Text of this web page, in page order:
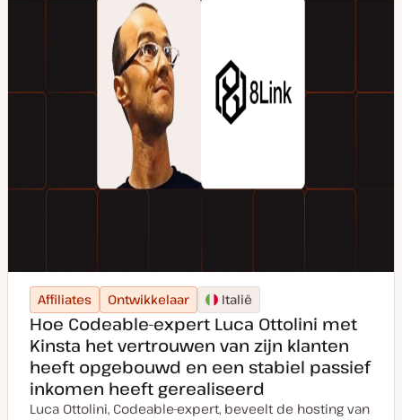
Affiliates Ontwikkelaar Italië
Hoe Codeable-expert Luca Ottolini met
Kinsta het vertrouwen van zijn klanten
heeft opgebouwd en een stabiel passief
inkomen heeft gerealiseerd
Luca Ottolini, Codeable-expert, beveelt de hosting van